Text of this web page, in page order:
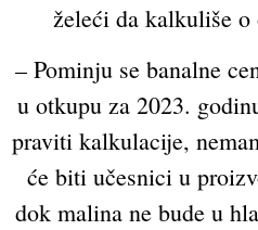
želeći da kalkuliše
– Pominju se banalne
u otkupu za 2023.
praviti kalkulacije,
će biti učesnici u
dok malina ne bude u